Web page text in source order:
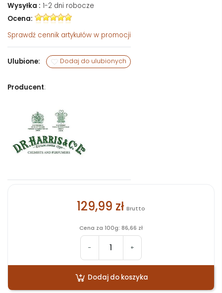
Wysyłka : 1-2 dni robocze
Ocena:
Sprawdź cennik artykułów w promocji
Ulubione: Dodaj do ulubionych
Producent:
129,99 zł Brutto
Cena za 100g: 86,66 zł
- +
Dodaj do koszyka